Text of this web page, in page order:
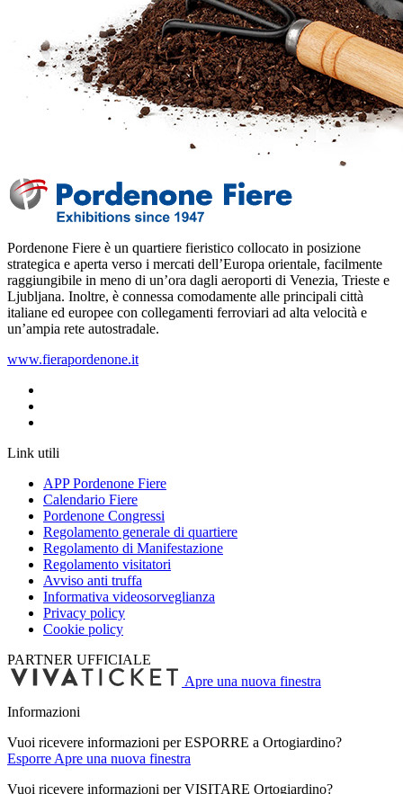
Pordenone Fiere è un quartiere fieristico collocato in posizione
strategica e aperta verso i mercati dell’Europa orientale, facilmente
raggiungibile in meno di un’ora dagli aeroporti di Venezia, Trieste e
Ljubljana‎. Inoltre, è connessa comodamente alle principali città
italiane ed europee con collegamenti ferroviari ad alta velocità e
un’ampia rete autostradale.
www.fierapordenone.it
Link utili
APP Pordenone Fiere
Calendario Fiere
Pordenone Congressi
Regolamento generale di quartiere
Regolamento di Manifestazione
Regolamento visitatori
Avviso anti truffa
Informativa videosorveglianza
Privacy policy
Cookie policy
PARTNER UFFICIALE
Apre una nuova finestra
Informazioni
Vuoi ricevere informazioni per ESPORRE a Ortogiardino?
Esporre Apre una nuova finestra
Vuoi ricevere informazioni per VISITARE Ortogiardino?